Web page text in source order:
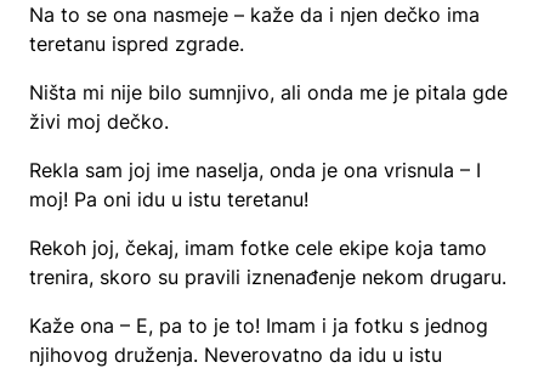
Na to se ona nasmeje – kaže da i njen dečko ima
teretanu ispred zgrade.
Ništa mi nije bilo sumnjivo, ali onda me je pitala gde
živi moj dečko.
Rekla sam joj ime naselja, onda je ona vrisnula – I
moj! Pa oni idu u istu teretanu!
Rekoh joj, čekaj, imam fotke cele ekipe koja tamo
trenira, skoro su pravili iznenađenje nekom drugaru.
Kaže ona – E, pa to je to! Imam i ja fotku s jednog
njihovog druženja. Neverovatno da idu u istu